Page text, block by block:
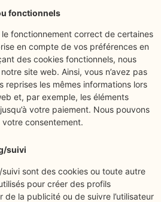
fonctionnels
fonctionnement correct de certaines
en compte de vos préférences en
des cookies fonctionnels, nous
site web. Ainsi, vous n’avez pas
reprises les mêmes informations lors
et, par exemple, les éléments
votre paiement. Nous pouvons
consentement.
suivi
sont des cookies ou toute autre
pour créer des profils
de la publicité ou de suivre l’utilisateur